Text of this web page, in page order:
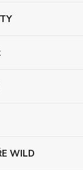
WILD